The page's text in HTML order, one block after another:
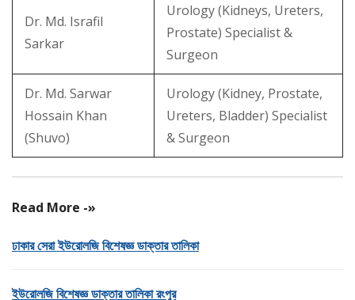
Dr. Md. Israfil
Sarkar
Urology (Kidneys, Ureters,
Prostate) Specialist &
Surgeon
Dr. Md. Sarwar
Hossain Khan
(Shuvo)
Urology (Kidney, Prostate,
Ureters, Bladder) Specialist
& Surgeon
Read More -»
ঢাকার সেরা ইউরোলজি বিশেষজ্ঞ ডাক্তার তালিকা
ইউরোলজি বিশেষজ্ঞ ডাক্তার তালিকা রংপুর